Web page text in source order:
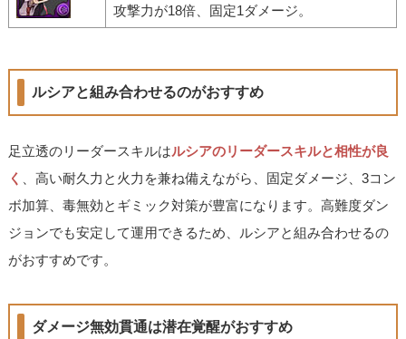
攻撃力が18倍、固定1ダメージ。
ルシアと組み合わせるのがおすすめ
足立透のリーダースキルはルシアのリーダースキルと相性が良
く
、高い耐久力と火力を兼ね備えながら、固定ダメージ、3コン
ボ加算、毒無効とギミック対策が豊富になります。高難度ダン
ジョンでも安定して運用できるため、ルシアと組み合わせるの
がおすすめです。
ダメージ無効貫通は潜在覚醒がおすすめ